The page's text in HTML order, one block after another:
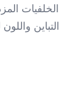
التباين